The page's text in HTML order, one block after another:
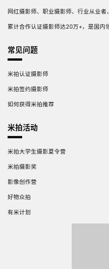
网红摄影师、职业摄影师、行业从业者
累计合作认证摄影师达20万+，是国内
常见问题
米拍认证摄影师
米拍签约摄影师
如何获得米拍推荐
米拍活动
米拍大学生摄影夏令营
米拍摄影奖
影像创作营
好物众拍
有米计划